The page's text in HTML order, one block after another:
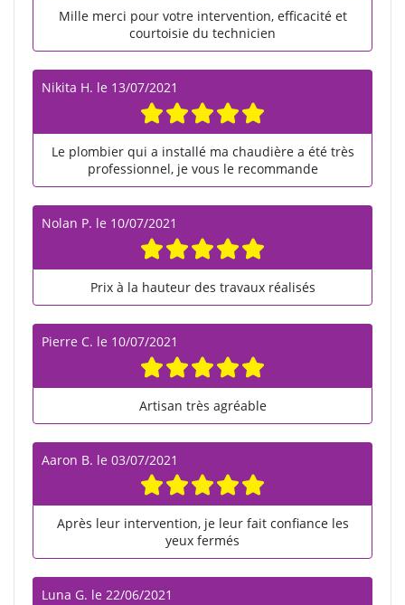
Mille merci pour votre intervention, efficacité et
courtoisie du technicien
Nikita H. le 13/07/2021
Le plombier qui a installé ma chaudière a été très
professionnel, je vous le recommande
Nolan P. le 10/07/2021
Prix à la hauteur des travaux réalisés
Pierre C. le 10/07/2021
Artisan très agréable
Aaron B. le 03/07/2021
Après leur intervention, je leur fait confiance les
yeux fermés
Luna G. le 22/06/2021